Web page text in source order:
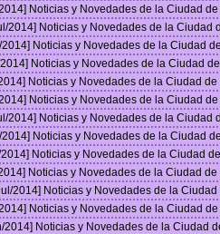
Noticias y Novedades de la Ciudad
2014] Noticias y Novedades de la Ciudad
2014] Noticias y Novedades de la Ciudad
Noticias y Novedades de la Ciudad
Noticias y Novedades de la Ciudad
Noticias y Novedades de la Ciudad
2014] Noticias y Novedades de la Ciudad
2014] Noticias y Novedades de la Ciudad
Noticias y Novedades de la Ciudad
Noticias y Novedades de la Ciudad
2014] Noticias y Novedades de la
Noticias y Novedades de la Ciudad
2014] Noticias y Novedades de la Ciudad